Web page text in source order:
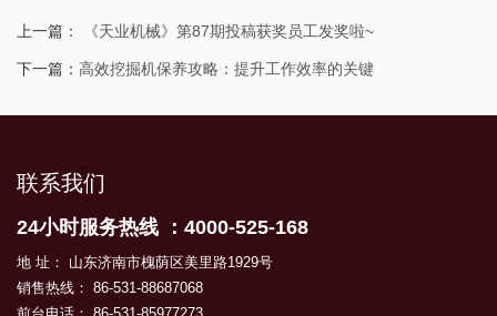
上一篇： 《天业机械》第87期投稿获奖员工发奖啦~
下一篇： 高效挖掘机保养攻略：提升工作效率的关键
联系我们
24小时服务热线 ：4000-525-168
地 址： 山东济南市槐荫区美里路1929号
销售热线： 86-531-88687068